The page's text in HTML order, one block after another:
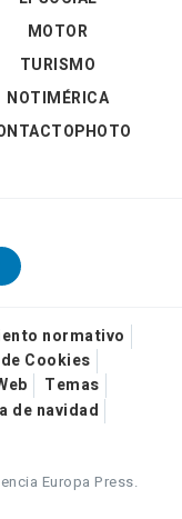
MOTOR
TURISMO
NOTIMÉRICA
normativo
Cookies
Temas
de navidad
Europa Press.